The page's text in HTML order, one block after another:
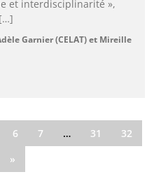
et interdisciplinarité »,
Garnier (CELAT) et Mireille
6 7 … 31
32
»